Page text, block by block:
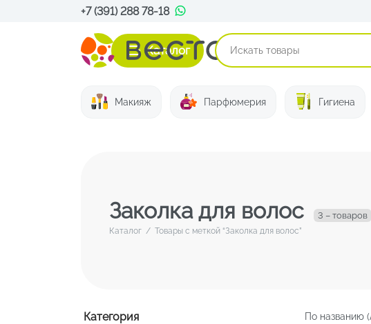
+7 (391) 288 78-18
Каталог
Макияж Парфюмерия Гигиена
Заколка для волос 3 – товаров
Каталог / Товары с меткой “Заколка для волос”
Категория